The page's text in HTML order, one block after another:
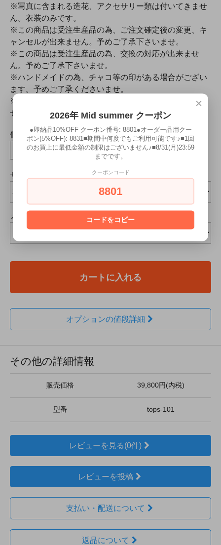
※写真に含まれる造花、アクセサリー類は付いてきませ
ん。衣装のみです。
※この商品は受注生産品の為、ご注文確定後の変更、キ
ャンセルが出来ません。予めご了承下さいませ。
※この商品は受注生産品の為、交換の対応が出来ませ
ん。予めご了承下さいませ。
※ハンドメイドの為、チャコ等の印がある場合がござい
ます。予めご了承くださいませ。
※万が一、生地が終了になった場合はご容赦下さいま
せ。
個数
点
サイズ
カラー
カートに入れる
オプションの値段詳細
その他の詳細情報
販売価格 39,800円(内税)
型番 tops-101
レビューを見る(0件)
レビューを投稿
支払い・配送について
返品について
×
2026年 Mid summer クーポン
●即納品10%OFF クーポン番号: 8801●オーダー品用クー
ポン(5%OFF): 8831■期間中何度でもご利用可能です♪■1回
のお買上に最低金額の制限はございません♪■8/31(月)23:59
までです。
クーポンコード
8801
コードをコピー